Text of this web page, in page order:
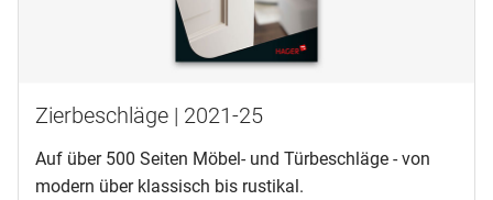
Zierbeschläge | 2021-25
Auf über 500 Seiten Möbel- und Türbeschläge - von
modern über klassisch bis rustikal.